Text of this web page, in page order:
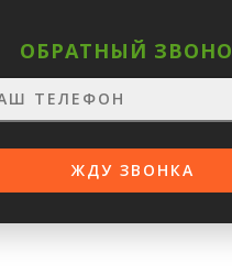
ОБРАТНЫЙ